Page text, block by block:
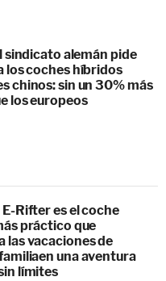
sindicato alemán pide
los coches híbridos
chinos: sin un 30% más
los europeos
E-Rifter es el coche
práctico que
las vacaciones de
una aventura
límites